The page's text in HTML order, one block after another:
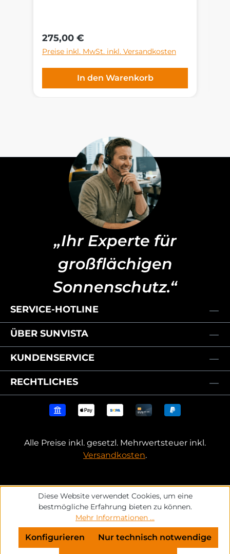
Regulärer Preis:
275,00 €
Preise inkl. MwSt. inkl. Versandkosten
In den Warenkorb
„Ihr Experte für
großflächigen
Sonnenschutz.“
SERVICE-HOTLINE
ÜBER SUNVISTA
KUNDENSERVICE
RECHTLICHES
Alle Preise inkl. gesetzl. Mehrwertsteuer inkl.
Versandkosten.
Diese Website verwendet Cookies, um eine
bestmögliche Erfahrung bieten zu können.
Mehr Informationen ...
Nur technisch notwendige
Konfigurieren